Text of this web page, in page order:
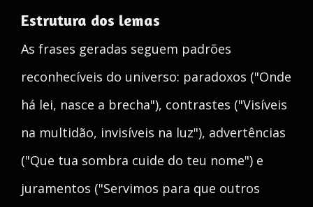
Estrutura dos lemas
As frases geradas seguem padrões
reconhecíveis do universo: paradoxos ("Onde
há lei, nasce a brecha"), contrastes ("Visíveis
na multidão, invisíveis na luz"), advertências
("Que tua sombra cuide do teu nome") e
juramentos ("Servimos para que outros